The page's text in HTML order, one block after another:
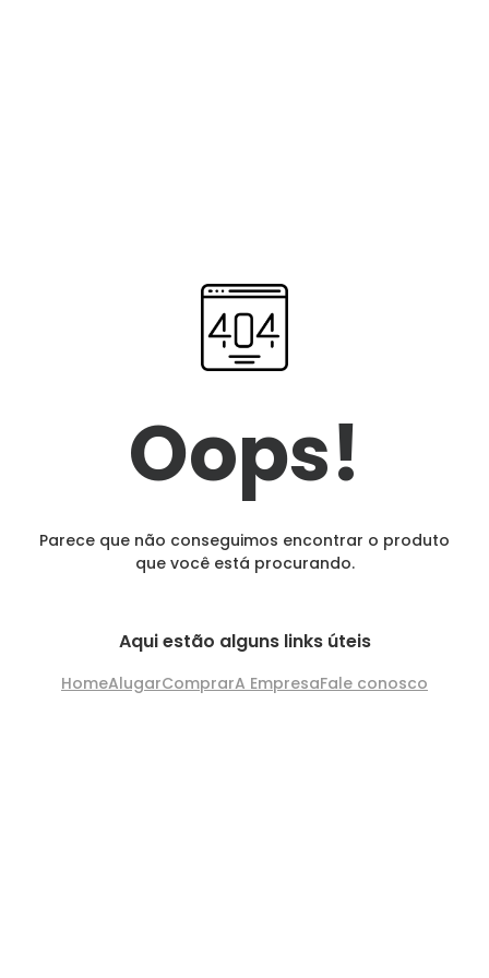
Oops!
Parece que não conseguimos encontrar o produto
que você está procurando.
Aqui estão alguns links úteis
HomeAlugarComprarA EmpresaFale conosco